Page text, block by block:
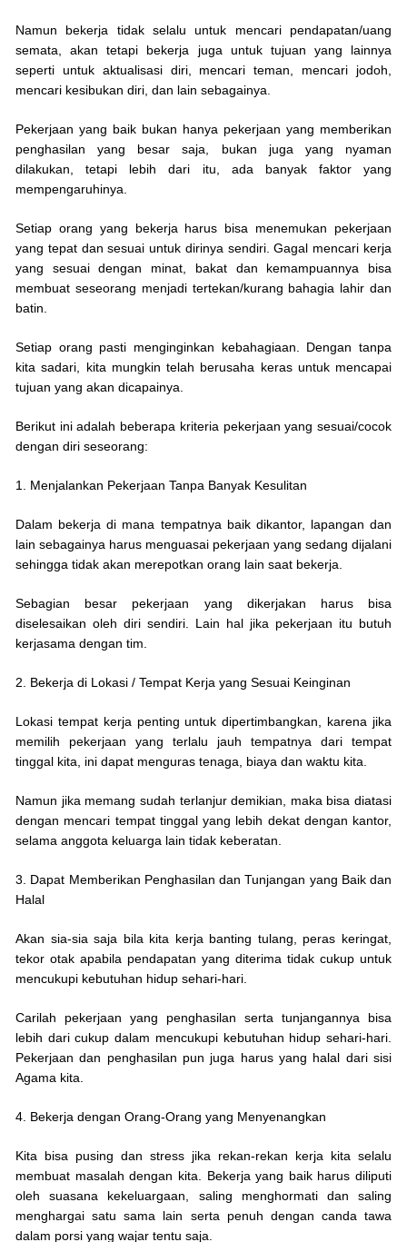
Namun bekerja tidak selalu untuk mencari pendapatan/uang
semata, akan tetapi bekerja juga untuk tujuan yang lainnya
seperti untuk aktualisasi diri, mencari teman, mencari jodoh,
mencari kesibukan diri, dan lain sebagainya.
Pekerjaan yang baik bukan hanya pekerjaan yang memberikan
penghasilan yang besar saja, bukan juga yang nyaman
dilakukan, tetapi lebih dari itu, ada banyak faktor yang
mempengaruhinya.
Setiap orang yang bekerja harus bisa menemukan pekerjaan
yang tepat dan sesuai untuk dirinya sendiri. Gagal mencari kerja
yang sesuai dengan minat, bakat dan kemampuannya bisa
membuat seseorang menjadi tertekan/kurang bahagia lahir dan
batin.
Setiap orang pasti menginginkan kebahagiaan. Dengan tanpa
kita sadari, kita mungkin telah berusaha keras untuk mencapai
tujuan yang akan dicapainya.
Berikut ini adalah beberapa kriteria pekerjaan yang sesuai/cocok
dengan diri seseorang:
1. Menjalankan Pekerjaan Tanpa Banyak Kesulitan
Dalam bekerja di mana tempatnya baik dikantor, lapangan dan
lain sebagainya harus menguasai pekerjaan yang sedang dijalani
sehingga tidak akan merepotkan orang lain saat bekerja.
Sebagian besar pekerjaan yang dikerjakan harus bisa
diselesaikan oleh diri sendiri. Lain hal jika pekerjaan itu butuh
kerjasama dengan tim.
2. Bekerja di Lokasi / Tempat Kerja yang Sesuai Keinginan
Lokasi tempat kerja penting untuk dipertimbangkan, karena jika
memilih pekerjaan yang terlalu jauh tempatnya dari tempat
tinggal kita, ini dapat menguras tenaga, biaya dan waktu kita.
Namun jika memang sudah terlanjur demikian, maka bisa diatasi
dengan mencari tempat tinggal yang lebih dekat dengan kantor,
selama anggota keluarga lain tidak keberatan.
3. Dapat Memberikan Penghasilan dan Tunjangan yang Baik dan
Halal
Akan sia-sia saja bila kita kerja banting tulang, peras keringat,
tekor otak apabila pendapatan yang diterima tidak cukup untuk
mencukupi kebutuhan hidup sehari-hari.
Carilah pekerjaan yang penghasilan serta tunjangannya bisa
lebih dari cukup dalam mencukupi kebutuhan hidup sehari-hari.
Pekerjaan dan penghasilan pun juga harus yang halal dari sisi
Agama kita.
4. Bekerja dengan Orang-Orang yang Menyenangkan
Kita bisa pusing dan stress jika rekan-rekan kerja kita selalu
membuat masalah dengan kita. Bekerja yang baik harus diliputi
oleh suasana kekeluargaan, saling menghormati dan saling
menghargai satu sama lain serta penuh dengan canda tawa
dalam porsi yang wajar tentu saja.